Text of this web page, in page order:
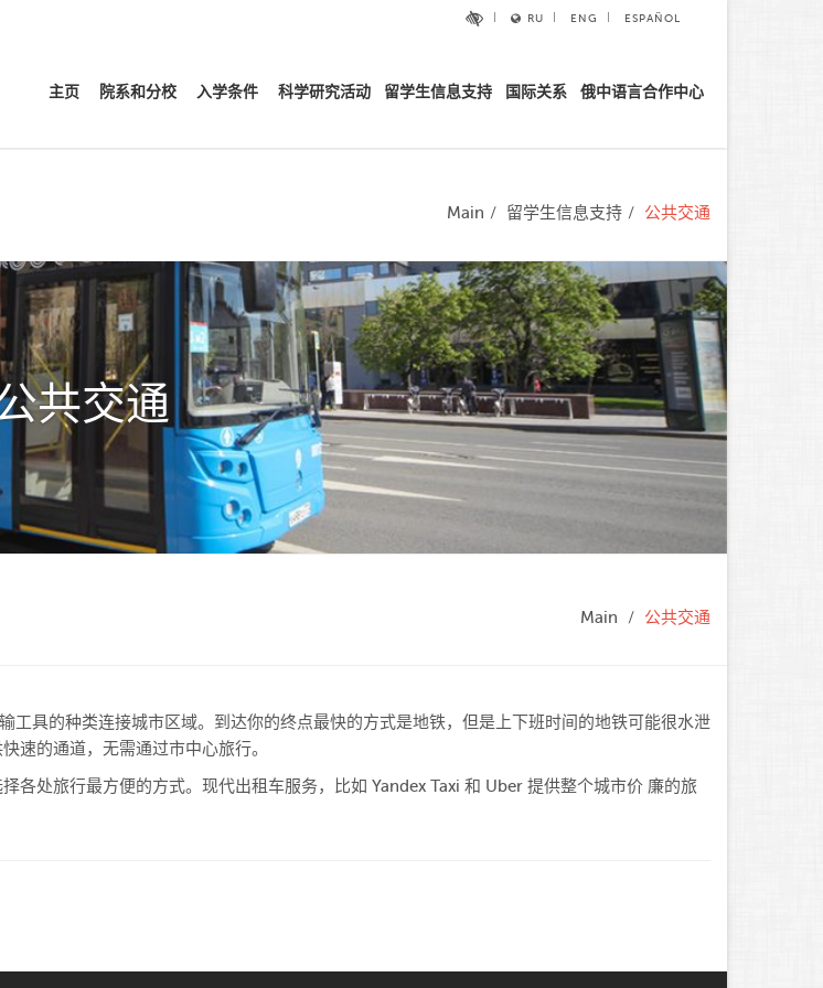
RU ENG ESPAÑOL
主页 院系和分校 入学条件 科学研究活动 留学生信息支持 国际关系 俄中语言合作中心
Main 留学生信息支持 公共交通
共交通
Main 公共交通
具的种类连接城市区域。到达你的终点最快的方式是地铁，但是上下班时间的地铁可能很水泄
速的通道，无需通过市中心旅行。
各处旅行最方便的方式。现代出租车服务，比如 Yandex Taxi 和 Uber 提供整个城市价 廉的旅